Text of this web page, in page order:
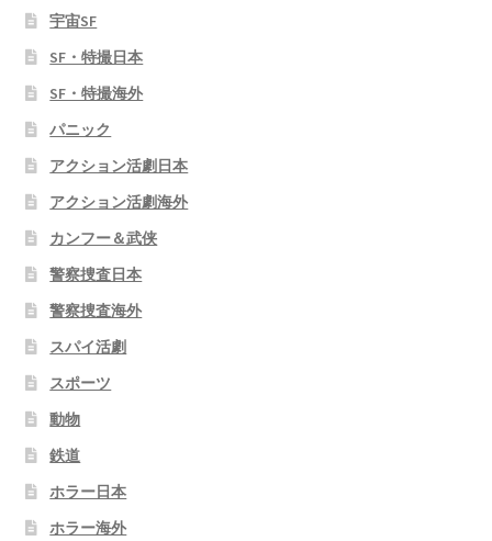
宇宙SF
SF・特撮日本
SF・特撮海外
パニック
アクション活劇日本
アクション活劇海外
カンフー＆武侠
警察捜査日本
警察捜査海外
スパイ活劇
スポーツ
動物
鉄道
ホラー日本
ホラー海外